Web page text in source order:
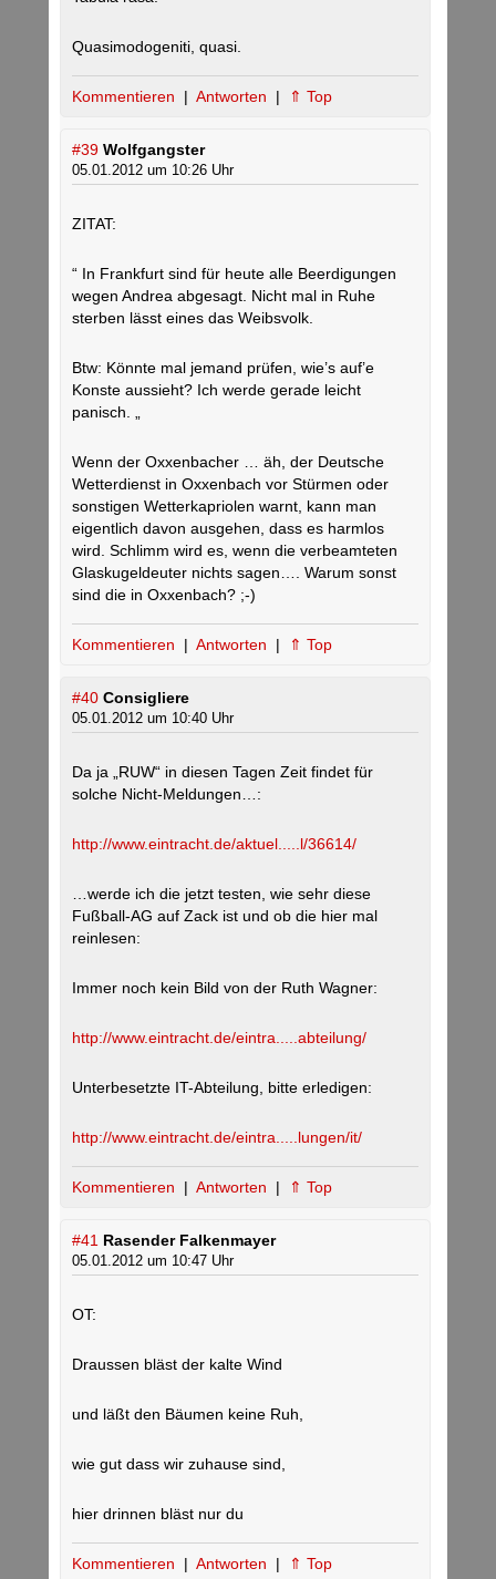
Quasimodogeniti, quasi.
Kommentieren | Antworten | ⇑ Top
#39 Wolfgangster
05.01.2012 um 10:26 Uhr
ZITAT:
“ In Frankfurt sind für heute alle Beerdigungen
wegen Andrea abgesagt. Nicht mal in Ruhe
sterben lässt eines das Weibsvolk.
Btw: Könnte mal jemand prüfen, wie’s auf’e
Konste aussieht? Ich werde gerade leicht
panisch. „
Wenn der Oxxenbacher … äh, der Deutsche
Wetterdienst in Oxxenbach vor Stürmen oder
sonstigen Wetterkapriolen warnt, kann man
eigentlich davon ausgehen, dass es harmlos
wird. Schlimm wird es, wenn die verbeamteten
Glaskugeldeuter nichts sagen…. Warum sonst
sind die in Oxxenbach? ;-)
Kommentieren | Antworten | ⇑ Top
#40 Consigliere
05.01.2012 um 10:40 Uhr
Da ja „RUW“ in diesen Tagen Zeit findet für
solche Nicht-Meldungen…:
http://www.eintracht.de/aktuel.....l/36614/
…werde ich die jetzt testen, wie sehr diese
Fußball-AG auf Zack ist und ob die hier mal
reinlesen:
Immer noch kein Bild von der Ruth Wagner:
http://www.eintracht.de/eintra.....abteilung/
Unterbesetzte IT-Abteilung, bitte erledigen:
http://www.eintracht.de/eintra.....lungen/it/
Kommentieren | Antworten | ⇑ Top
#41 Rasender Falkenmayer
05.01.2012 um 10:47 Uhr
OT:
Draussen bläst der kalte Wind
und läßt den Bäumen keine Ruh,
wie gut dass wir zuhause sind,
hier drinnen bläst nur du
Kommentieren | Antworten | ⇑ Top